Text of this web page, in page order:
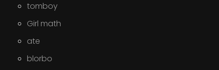
tomboy
Girl math
ate
blorbo